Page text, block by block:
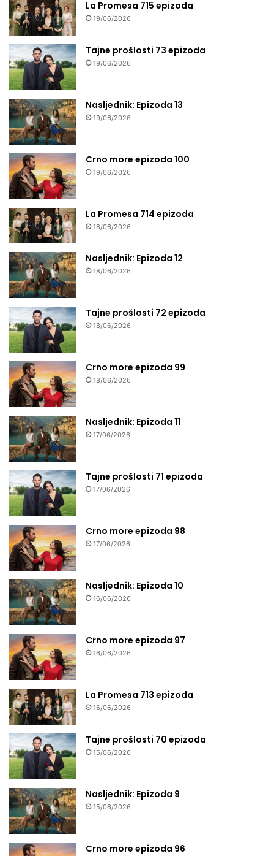
La Promesa 715 epizoda
19/06/2026
Tajne prošlosti 73 epizoda
19/06/2026
Nasljednik: Epizoda 13
19/06/2026
Crno more epizoda 100
19/06/2026
La Promesa 714 epizoda
18/06/2026
Nasljednik: Epizoda 12
18/06/2026
Tajne prošlosti 72 epizoda
18/06/2026
Crno more epizoda 99
18/06/2026
Nasljednik: Epizoda 11
17/06/2026
Tajne prošlosti 71 epizoda
17/06/2026
Crno more epizoda 98
17/06/2026
Nasljednik: Epizoda 10
16/06/2026
Crno more epizoda 97
16/06/2026
La Promesa 713 epizoda
16/06/2026
Tajne prošlosti 70 epizoda
15/06/2026
Nasljednik: Epizoda 9
15/06/2026
Crno more epizoda 96